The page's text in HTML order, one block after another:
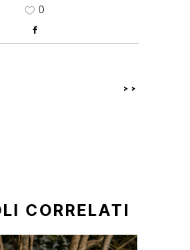
0
>>
CORRELATI